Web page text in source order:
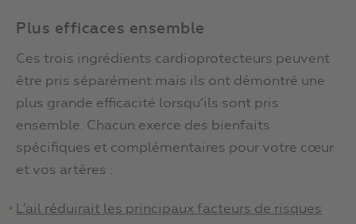
Plus efficaces ensemble
Ces trois ingrédients cardioprotecteurs peuvent
être pris séparément mais ils ont démontré une
plus grande efficacité lorsqu’ils sont pris
ensemble. Chacun exerce des bienfaits
spécifiques et complémentaires pour votre cœur
et vos artères :
L’ail réduirait les principaux facteurs de risques